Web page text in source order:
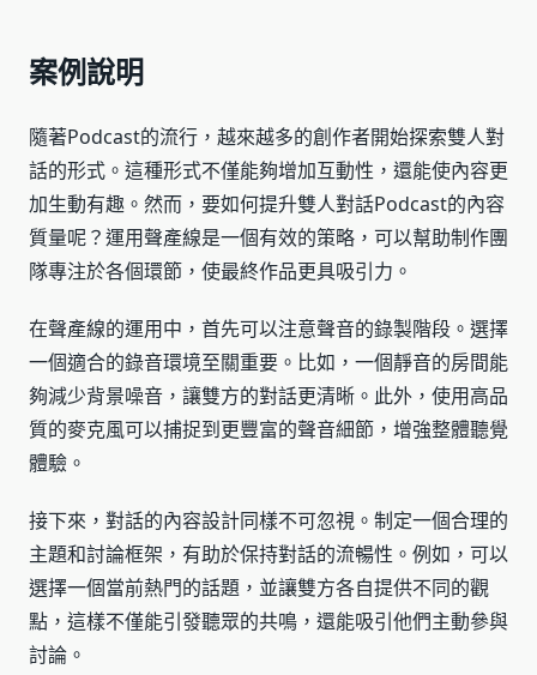
案例說明
隨著Podcast的流行，越來越多的創作者開始探索雙人對
話的形式。這種形式不僅能夠增加互動性，還能使內容更
加生動有趣。然而，要如何提升雙人對話Podcast的內容
質量呢？運用聲產線是一個有效的策略，可以幫助制作團
隊專注於各個環節，使最終作品更具吸引力。
在聲產線的運用中，首先可以注意聲音的錄製階段。選擇
一個適合的錄音環境至關重要。比如，一個靜音的房間能
夠減少背景噪音，讓雙方的對話更清晰。此外，使用高品
質的麥克風可以捕捉到更豐富的聲音細節，增強整體聽覺
體驗。
接下來，對話的內容設計同樣不可忽視。制定一個合理的
主題和討論框架，有助於保持對話的流暢性。例如，可以
選擇一個當前熱門的話題，並讓雙方各自提供不同的觀
點，這樣不僅能引發聽眾的共鳴，還能吸引他們主動參與
討論。